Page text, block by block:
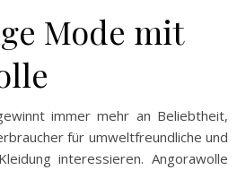
Mode mit
immer mehr an Beliebtheit,
für umweltfreundliche und
interessieren. Angorawolle